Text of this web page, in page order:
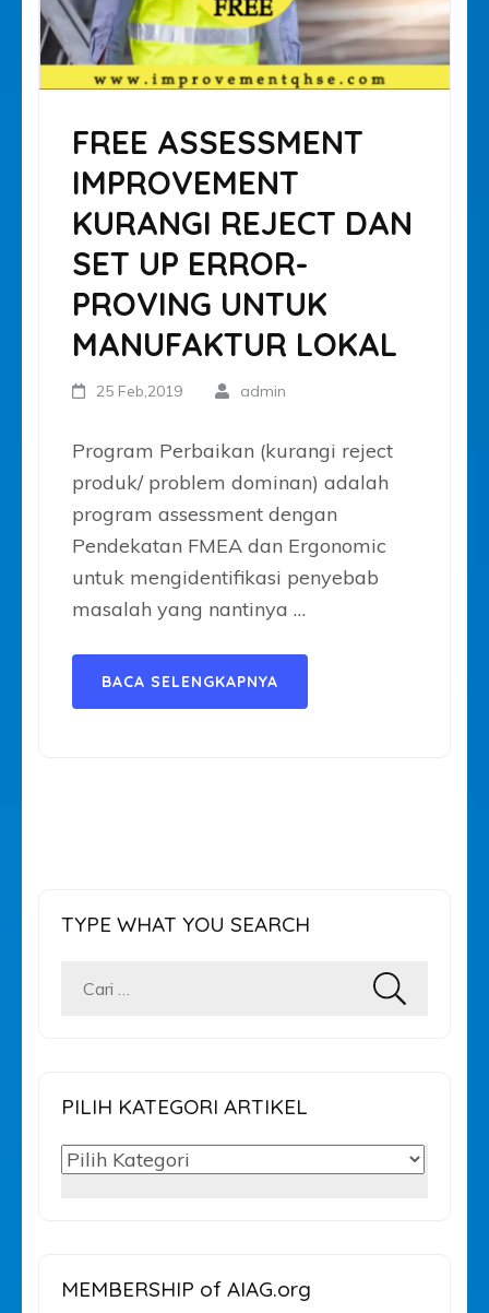
FREE ASSESSMENT
IMPROVEMENT
KURANGI REJECT DAN
SET UP ERROR-
PROVING UNTUK
MANUFAKTUR LOKAL
25 Feb,2019 admin
Program Perbaikan (kurangi reject
produk/ problem dominan) adalah
program assessment dengan
Pendekatan FMEA dan Ergonomic
untuk mengidentifikasi penyebab
masalah yang nantinya …
BACA SELENGKAPNYA
TYPE WHAT YOU SEARCH
Cari
PILIH KATEGORI ARTIKEL
PILIH
MEMBERSHIP of AIAG.org